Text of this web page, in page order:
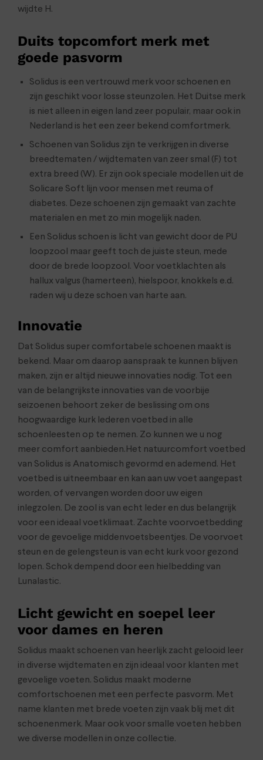
wijdte H.
Duits topcomfort merk met
goede pasvorm
Solidus is een vertrouwd merk voor schoenen en
zijn geschikt voor losse steunzolen. Het Duitse merk
is niet alleen in eigen land zeer populair, maar ook in
Nederland is het een zeer bekend comfortmerk.
Schoenen van Solidus zijn te verkrijgen in diverse
breedtematen / wijdtematen van zeer smal (F) tot
extra breed (W). Er zijn ook speciale modellen uit de
Solicare Soft lijn voor mensen met reuma of
diabetes. Deze schoenen zijn gemaakt van zachte
materialen en met zo min mogelijk naden.
Een Solidus schoen is licht van gewicht door de PU
loopzool maar geeft toch de juiste steun, mede
door de brede loopzool. Voor voetklachten als
hallux valgus (hamerteen), hielspoor, knokkels e.d.
raden wij u deze schoen van harte aan.
Innovatie
Dat Solidus super comfortabele schoenen maakt is
bekend. Maar om daarop aanspraak te kunnen blijven
maken, zijn er altijd nieuwe innovaties nodig. Tot een
van de belangrijkste innovaties van de voorbije
seizoenen behoort zeker de beslissing om ons
hoogwaardige kurk lederen voetbed in alle
schoenleesten op te nemen. Zo kunnen we u nog
meer comfort aanbieden.Het natuurcomfort voetbed
van Solidus is Anatomisch gevormd en ademend. Het
voetbed is uitneembaar en kan aan uw voet aangepast
worden, of vervangen worden door uw eigen
inlegzolen. De zool is van echt leder en dus belangrijk
voor een ideaal voetklimaat. Zachte voorvoetbedding
voor de gevoelige middenvoetsbeentjes. De voorvoet
steun en de gelengsteun is van echt kurk voor gezond
lopen. Schok dempend door een hielbedding van
Lunalastic.
Licht gewicht en soepel leer
voor dames en heren
Solidus maakt schoenen van heerlijk zacht gelooid leer
in diverse wijdtematen en zijn ideaal voor klanten met
gevoelige voeten. Solidus maakt moderne
comfortschoenen met een perfecte pasvorm. Met
name klanten met brede voeten zijn vaak blij met dit
schoenenmerk. Maar ook voor smalle voeten hebben
we diverse modellen in onze collectie.